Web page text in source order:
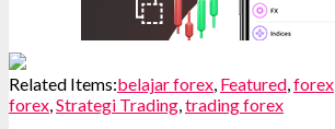
Related Items:belajar forex, Featured,forex
forex,Strategi Trading,trading forex